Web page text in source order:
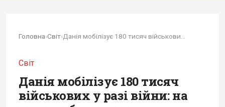
Головна›Світ›
Світ
Данія мобілізує 180 тисяч
військових у разі війни: на